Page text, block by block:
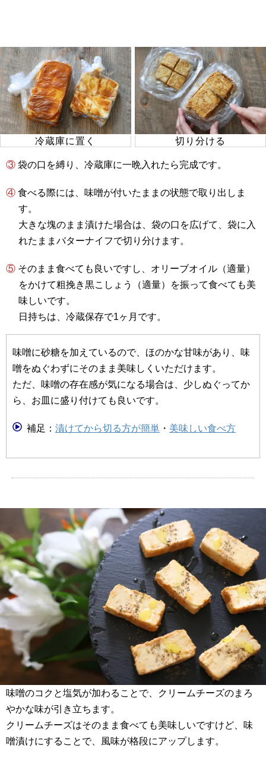
冷蔵庫に置く 切り分ける
③ 袋の口を縛り、冷蔵庫に一晩入れたら完成です。
④ 食べる際には、味噌が付いたままの状態で取り出しま
す。
大きな塊のまま漬けた場合は、袋の口を広げて、袋に入
れたままバターナイフで切り分けます。
⑤ そのまま食べても良いですし、オリーブオイル（適量）
をかけて粗挽き黒こしょう（適量）を振って食べても美
味しいです。
日持ちは、冷蔵保存で1ヶ月です。
味噌に砂糖を加えているので、ほのかな甘味があり、味
噌をぬぐわずにそのまま美味しくいただけます。
ただ、味噌の存在感が気になる場合は、少しぬぐってか
ら、お皿に盛り付けても良いです。
補足： 漬けてから切る方が簡単 ・ 美味しい食べ方
味噌のコクと塩気が加わることで、クリームチーズのまろ
やかな味が引き立ちます。
クリームチーズはそのまま食べても美味しいですけど、味
噌漬けにすることで、風味が格段にアップします。